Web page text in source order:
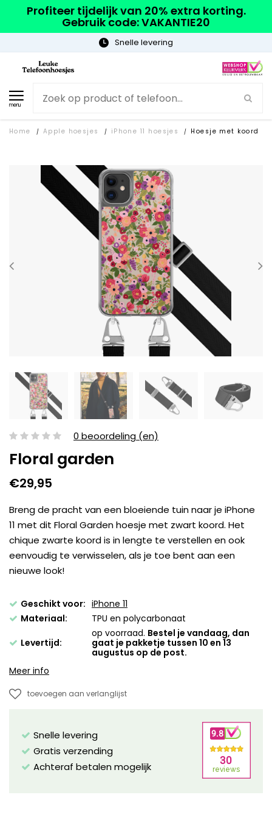
Profiteer tijdelijk van 20% extra korting.
Gebruik code: VAKANTIE20
Gratis verzending
menu
Home / Apple hoesjes / iPhone 11 hoesjes / Hoesje met koord
0 beoordeling (en)
Floral garden
€29,95
Breng de pracht van een bloeiende tuin naar je iPhone
11 met dit Floral Garden hoesje met zwart koord. Het
chique zwarte koord is in lengte te verstellen en ook
eenvoudig te verwisselen, als je toe bent aan een
nieuwe look!
Geschikt voor: iPhone 11
Materiaal:
TPU en polycarbonaat
Levertijd:
op voorraad. Bestel je vandaag, dan
gaat je pakketje tussen 10 en 13
augustus op de post.
Meer info
toevoegen aan verlanglijst
Snelle levering
Gratis verzending
Achteraf betalen mogelijk